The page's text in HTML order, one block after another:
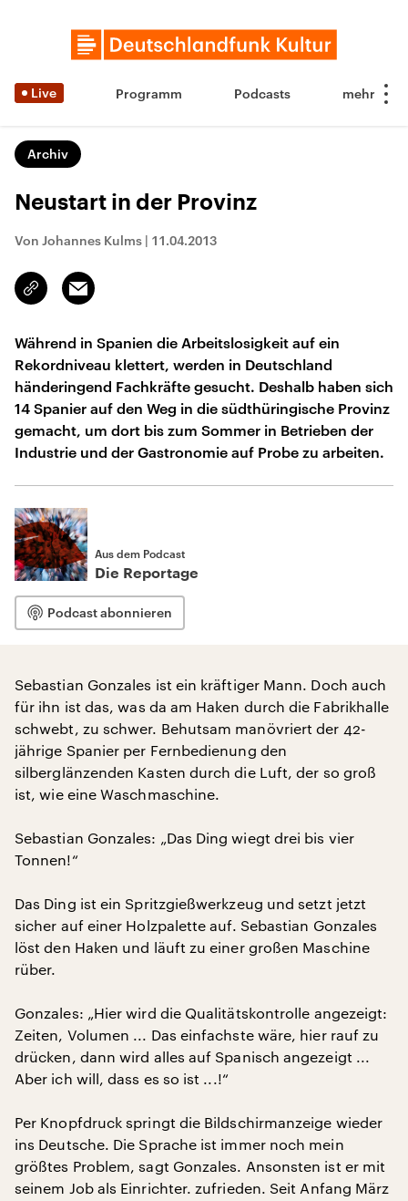
Live Programm Podcasts
Archiv
Neustart in der Provinz
Von Johannes Kulms | 11.04.2013
Link
kopieren/teilen
Email
Während in Spanien die Arbeitslosigkeit auf ein
Rekordniveau klettert, werden in Deutschland
händeringend Fachkräfte gesucht. Deshalb haben sich
14 Spanier auf den Weg in die südthüringische Provinz
gemacht, um dort bis zum Sommer in Betrieben der
Industrie und der Gastronomie auf Probe zu arbeiten.
Aus dem Podcast
Die Reportage
Podcast abonnieren
Sebastian Gonzales ist ein kräftiger Mann. Doch auch
für ihn ist das, was da am Haken durch die Fabrikhalle
schwebt, zu schwer. Behutsam manövriert der 42-
jährige Spanier per Fernbedienung den
silberglänzenden Kasten durch die Luft, der so groß
ist, wie eine Waschmaschine.
Sebastian Gonzales: „Das Ding wiegt drei bis vier
Tonnen!“
Das Ding ist ein Spritzgießwerkzeug und setzt jetzt
sicher auf einer Holzpalette auf. Sebastian Gonzales
löst den Haken und läuft zu einer großen Maschine
rüber.
Gonzales: „Hier wird die Qualitätskontrolle angezeigt:
Zeiten, Volumen ... Das einfachste wäre, hier rauf zu
drücken, dann wird alles auf Spanisch angezeigt ...
Aber ich will, dass es so ist ...!“
Per Knopfdruck springt die Bildschirmanzeige wieder
ins Deutsche. Die Sprache ist immer noch mein
größtes Problem, sagt Gonzales. Ansonsten ist er mit
seinem Job als Einrichter. zufrieden. Seit Anfang März